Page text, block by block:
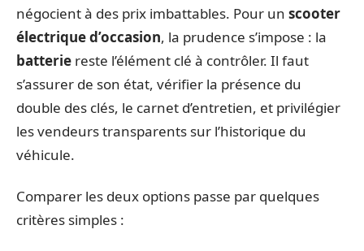
négocient à des prix imbattables. Pour un scooter
électrique d’occasion, la prudence s’impose : la
batterie reste l’élément clé à contrôler. Il faut
s’assurer de son état, vérifier la présence du
double des clés, le carnet d’entretien, et privilégier
les vendeurs transparents sur l’historique du
véhicule.
Comparer les deux options passe par quelques
critères simples :